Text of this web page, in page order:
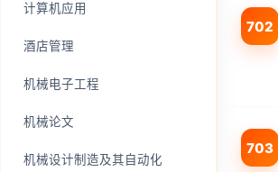
计算机应用
酒店管理
机械电子工程
机械论文
机械设计制造及其自动化
702
703